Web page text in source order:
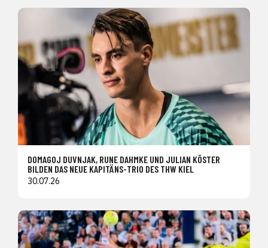
DOMAGOJ DUVNJAK, RUNE DAHMKE UND JULIAN KÖSTER
BILDEN DAS NEUE KAPITÄNS-TRIO DES THW KIEL
30.07.26